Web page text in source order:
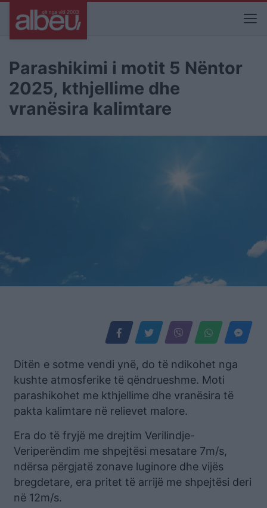
Parashikimi i motit 5 Nëntor
2025, kthjellime dhe
vranësira kalimtare
Ditën e sotme vendi ynë, do të ndikohet nga
kushte atmosferike të qëndrueshme. Moti
parashikohet me kthjellime dhe vranësira të
pakta kalimtare në relievet malore.
Era do të fryjë me drejtim Verilindje-
Veriperëndim me shpejtësi mesatare 7m/s,
ndërsa përgjatë zonave luginore dhe vijës
bregdetare, era pritet të arrijë me shpejtësi deri
në 12m/s.